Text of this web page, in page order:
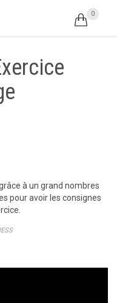
 0
à un grand nombres
pour avoir les consignes